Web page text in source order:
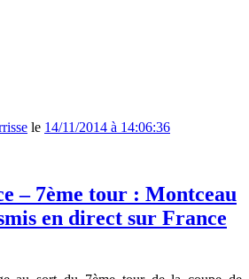
le 14/11/2014 à 14:06:36
– 7ème tour : Montceau
en direct sur France